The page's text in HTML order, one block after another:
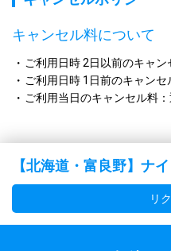
キャンセル料について
ご利用日時 2日以前のキャ
ご利用日時 1日前のキャンセ
ご利用当日のキャンセル料
【北海道・富良野】ナ
リ